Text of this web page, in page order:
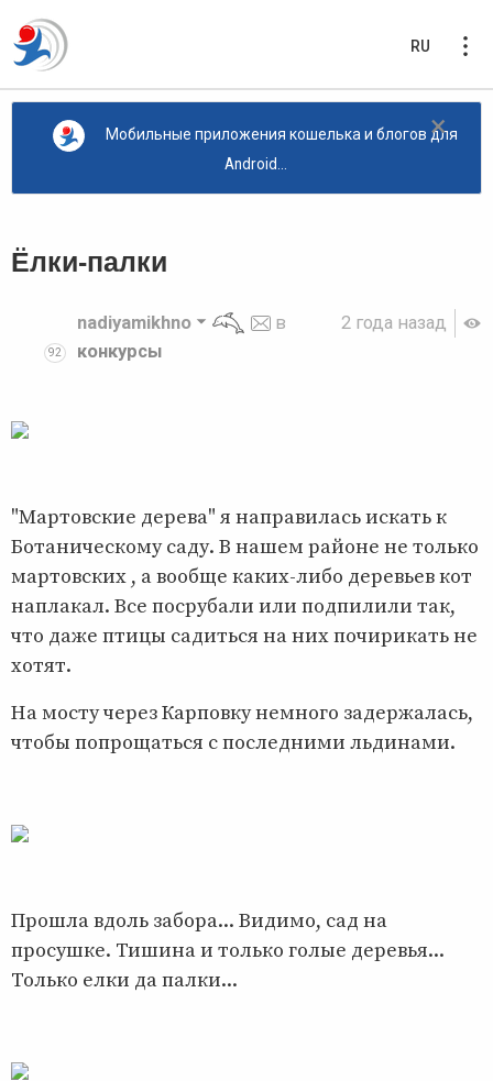
RU
×
Мобильные приложения кошелька и блогов для
Android...
Ёлки-палки
2 года назад
92
nadiyamikhno
в
конкурсы
"Мартовские дерева" я направилась искать к
Ботаническому саду. В нашем районе не только
мартовских , а вообще каких-либо деревьев кот
наплакал. Все посрубали или подпилили так,
что даже птицы садиться на них почирикать не
хотят.
На мосту через Карповку немного задержалась,
чтобы попрощаться с последними льдинами.
Прошла вдоль забора... Видимо, сад на
просушке. Тишина и только голые деревья...
Только елки да палки...